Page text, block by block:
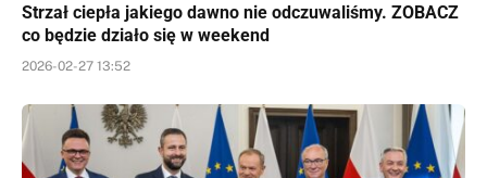
Strzał ciepła jakiego dawno nie odczuwaliśmy. ZOBACZ
co będzie działo się w weekend
2026-02-27 13:52